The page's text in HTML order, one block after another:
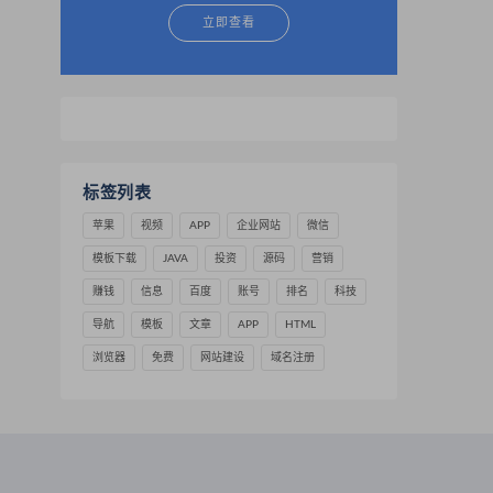
立即查看
标签列表
苹果 视频 APP 企业网站 微信
模板下载 JAVA 投资 源码 营销
赚钱 信息 百度 账号 排名 科技
导航 模板 文章 APP HTML
浏览器 免费 网站建设 域名注册